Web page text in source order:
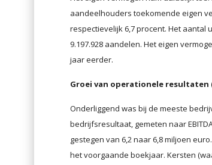
aandeelhouders toekomende eigen
respectievelijk 6,7 procent. Het aantal
9.197.928 aandelen. Het eigen
jaar eerder.
Groei van operationele resultaten
Onderliggend was bij de meeste
bedrijfsresultaat, gemeten naar
gestegen van 6,2 naar 6,8 miljoen
het voorgaande boekjaar. Kersten